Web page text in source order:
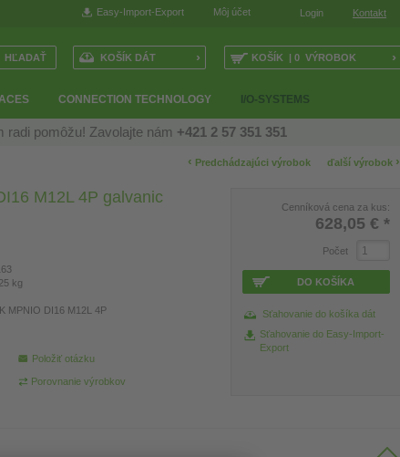
Login Kontakt
Môj účet
Easy-Import-Export
CONNECTION TECHNOLOGY I/O-SYSTEMS
KOŠÍK | 0 VÝROBOK ›
KOŠÍK DÁT ›
pomôžu! Zavolajte nám +421 2 57 351 351
ďalší výrobok ›
‹ Predchádzajúci výrobok
M12L 4P galvanic
kg
MPNIO DI16 M12L 4P
Položiť otázku
Porovnanie výrobkov
Cenníková cena za kus:
628,05 € *
Počet
DO KOŠÍKA
Sťahovanie do košíka dát
Sťahovanie do Easy-Import-
Export